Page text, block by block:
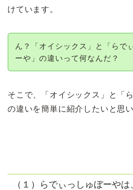
けています。
ん？「オイシックス」と「らで
ーや」の違いって何なんだ？
そこで、「オイシックス」と「
の違いを簡単に紹介したいと思い
（１）らでぃっしゅぼーや